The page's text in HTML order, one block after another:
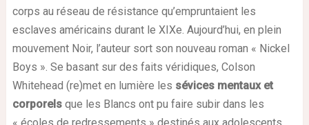
corps au réseau de résistance qu’empruntaient les
esclaves américains durant le XIXe. Aujourd’hui, en plein
mouvement Noir, l’auteur sort son nouveau roman « Nickel
Boys ». Se basant sur des faits véridiques, Colson
Whitehead (re)met en lumière les sévices mentaux et
corporelsque les Blancs ont pu faire subir dans les